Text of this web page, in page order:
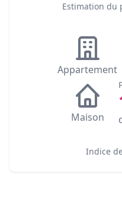
Estimation du
Appartement
Maison
Indice